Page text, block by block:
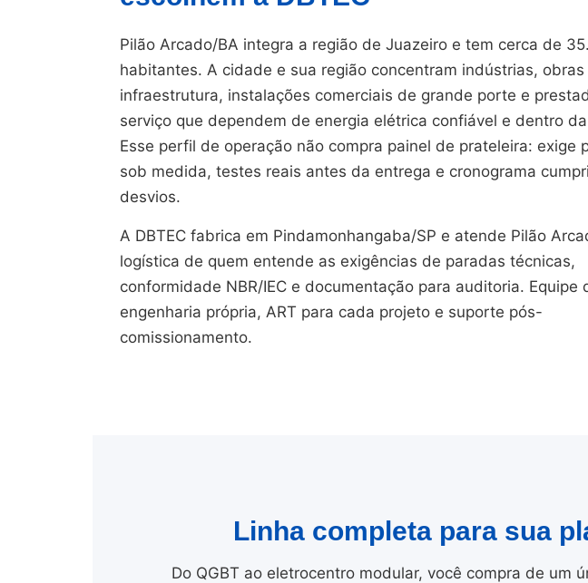
Pilão Arcado/BA integra a região de Juazeiro e tem cerca de
habitantes. A cidade e sua região concentram indústrias, obras
infraestrutura, instalações comerciais de grande porte e
serviço que dependem de energia elétrica confiável e dentro
Esse perfil de operação não compra painel de prateleira: exige
sob medida, testes reais antes da entrega e cronograma
desvios.
A DBTEC fabrica em Pindamonhangaba/SP e atende Pilão
logística de quem entende as exigências de paradas técnicas,
conformidade NBR/IEC e documentação para auditoria. Equipe
engenharia própria, ART para cada projeto e suporte pós-
comissionamento.
Linha completa para sua
Do QGBT ao eletrocentro modular, você compra de um